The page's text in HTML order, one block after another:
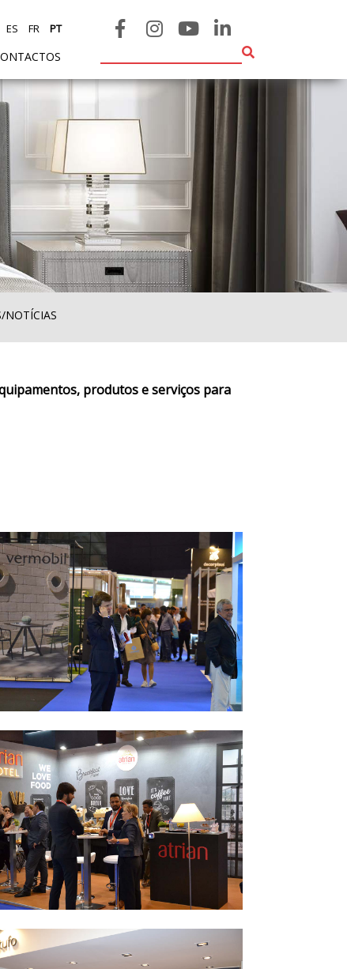
ES FR PT
NOTÍCIAS
produtos e serviços para